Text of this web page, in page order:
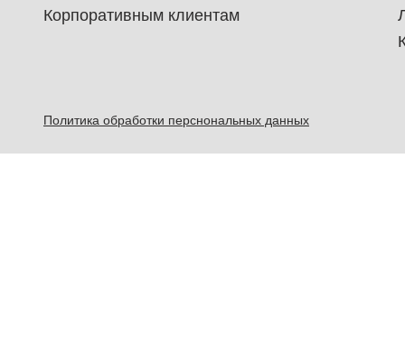
Корпоративным клиентам
Политика обработки перснональных данных